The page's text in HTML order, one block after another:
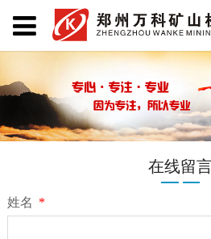
在线留
姓名 *